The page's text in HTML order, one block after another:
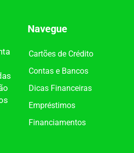
Navegue
Cartões de Crédito
Contas e Bancos
Dicas Financeiras
Empréstimos
Financiamentos